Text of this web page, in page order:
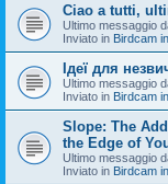
Ciao a tutti,
Ultimo messaggio
Inviato in Birdcam
Ідеї для
Ultimo messaggio
Inviato in Birdcam
Slope: The
the Edge of
Ultimo messaggio
Inviato in Birdcam